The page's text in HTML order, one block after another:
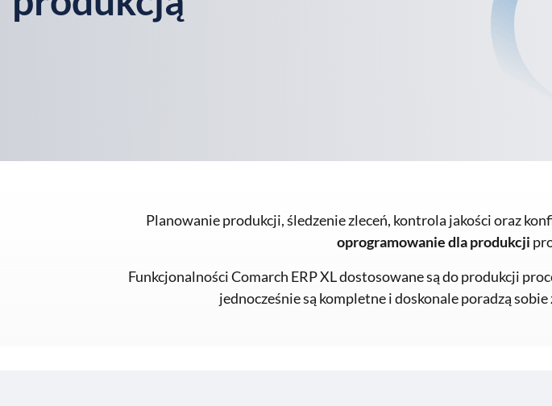
Planowanie produkcji, śledzenie zleceń, kontrola jakości oraz
oprogramowanie dla produkcji
Funkcjonalności Comarch ERP XL dostosowane są do produkcji
jednocześnie są kompletne i doskonale poradzą